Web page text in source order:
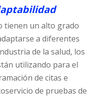
tienen un alto grado
a diferentes
de la salud, los
utilizando para el
de citas e
de pruebas de